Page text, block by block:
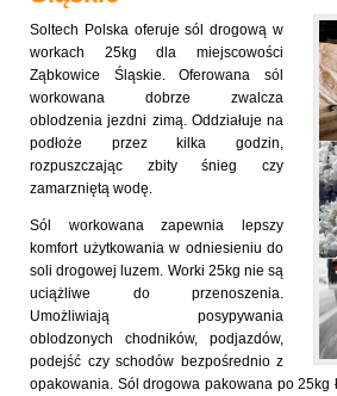
Soltech Polska oferuje sól drogową w
workach 25kg dla miejscowości
Ząbkowice Śląskie. Oferowana sól
workowana dobrze zwalcza
oblodzenia jezdni zimą. Oddziałuje na
podłoże przez kilka godzin,
rozpuszczając zbity śnieg czy
zamarzniętą wodę.
Sól workowana zapewnia lepszy
komfort użytkowania w odniesieniu do
soli drogowej luzem. Worki 25kg nie są
uciążliwe do przenoszenia.
Umożliwiają posypywania
oblodzonych chodników, podjazdów,
podejść czy schodów bezpośrednio z
opakowania. Sól drogowa pakowana po 25kg